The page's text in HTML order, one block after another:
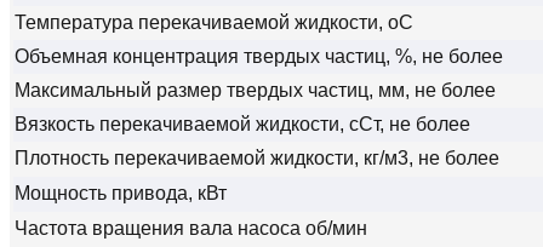
Температура перекачиваемой жидкости, оС
Объемная концентрация твердых частиц, %, не более
Максимальный размер твердых частиц, мм, не более
Вязкость перекачиваемой жидкости, сСт, не более
Плотность перекачиваемой жидкости, кг/м3, не более
Мощность привода, кВт
Частота вращения вала насоса об/мин